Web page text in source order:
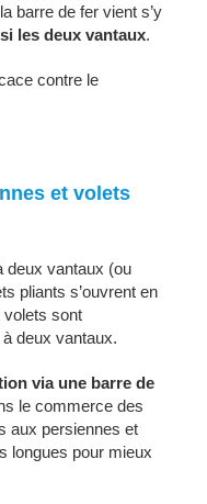
barre de fer vient s’y
les deux vantaux.
contre le
et volets
deux vantaux (ou
pliants s’ouvrent en
volets sont
deux vantaux.
via une barre de
le commerce des
aux persiennes et
longues pour mieux